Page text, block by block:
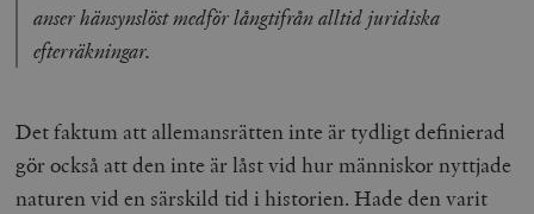
anser hänsynslöst medför långtifrån alltid juridiska
efterräkningar.
Det faktum att allemansrätten inte är tydligt definierad
gör också att den inte är låst vid hur människor nyttjade
naturen vid en särskild tid i historien. Hade den varit